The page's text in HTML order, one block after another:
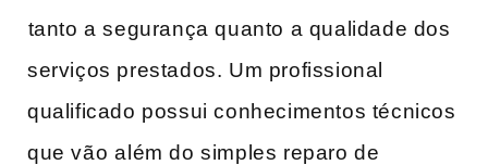
⁤tanto a segurança‍ quanto a qualidade dos
serviços prestados. Um profissional
qualificado possui conhecimentos técnicos
que vão ⁣além do simples reparo de